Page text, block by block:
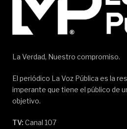
La Verdad, Nuestro compromiso.
El periódico La Voz Pública es la
imperante que tiene el público de
objetivo.
TV: Canal 107